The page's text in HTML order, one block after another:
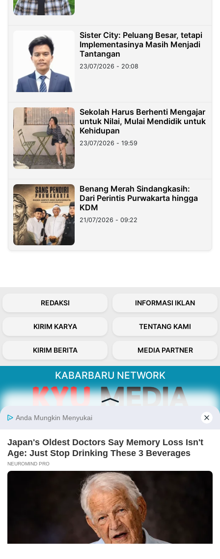
Sister City: Peluang Besar, tetapi
Implementasinya Masih Menjadi
Tantangan
23/07/2026 - 20:08
Sekolah Harus Berhenti Mengajar
untuk Nilai, Mulai Mendidik untuk
Kehidupan
23/07/2026 - 19:59
Benang Merah Sindangkasih:
Dari Perintis Purwakarta hingga
KDM
21/07/2026 - 09:22
REDAKSI INFORMASI IKLAN
KIRIM KARYA TENTANG KAMI
KIRIM BERITA MEDIA PARTNER
KABARBARU NETWORK
Kabarbaru.co menyajikan berita aktual dan
inspiratif dari sudut pandang berbaik sangka
Follow Kabarbaru